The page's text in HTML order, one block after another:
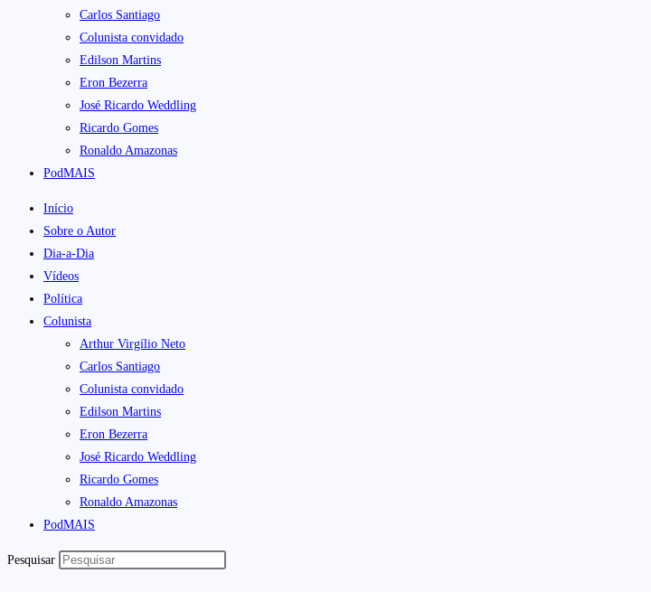
Carlos Santiago
Colunista convidado
Edilson Martins
Eron Bezerra
José Ricardo Weddling
Ricardo Gomes
Ronaldo Amazonas
PodMAIS
Início
Sobre o Autor
Dia-a-Dia
Vídeos
Política
Colunista
Arthur Virgílio Neto
Carlos Santiago
Colunista convidado
Edilson Martins
Eron Bezerra
José Ricardo Weddling
Ricardo Gomes
Ronaldo Amazonas
PodMAIS
Pesquisar